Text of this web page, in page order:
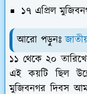
১৭ এপ্রিল
আরো পড়ুনঃ
১১ থেকে ২০
এই কয়টি ছিল
মুজিবনগর দিবস